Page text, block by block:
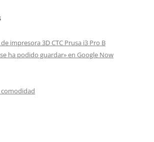
impresora 3D CTC Prusa i3 Pro B
ha podido guardar» en Google Now
comodidad